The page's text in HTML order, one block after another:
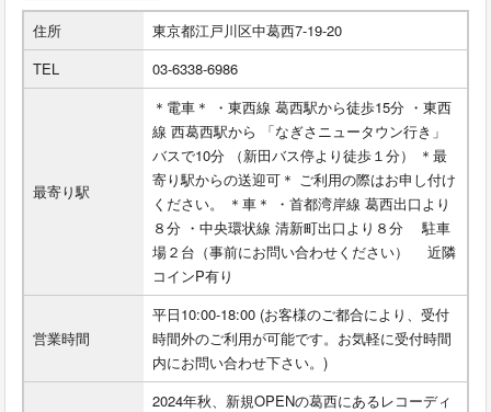
住所
東京都江戸川区中葛西7-19-20
TEL
03-6338-6986
最寄り駅
＊電車＊ ・東西線 葛西駅から徒歩15分 ・東西
線 西葛西駅から 「なぎさニュータウン行き」
バスで10分 （新田バス停より徒歩１分） ＊最
寄り駅からの送迎可＊ ご利用の際はお申し付け
ください。 ＊車＊ ・首都湾岸線 葛西出口より
８分 ・中央環状線 清新町出口より８分 駐車
場２台（事前にお問い合わせください） 近隣
コインP有り
営業時間
平日10:00-18:00 (お客様のご都合により、受付
時間外のご利用が可能です。お気軽に受付時間
内にお問い合わせ下さい。)
2024年秋、新規OPENの葛西にあるレコーディ